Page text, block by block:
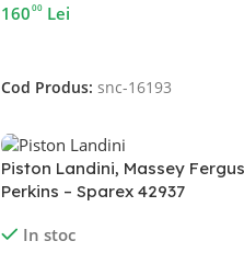
160 00 Lei
Cod Produs:snc-16193
Piston Landini, Massey
Perkins – Sparex 42937
In stoc